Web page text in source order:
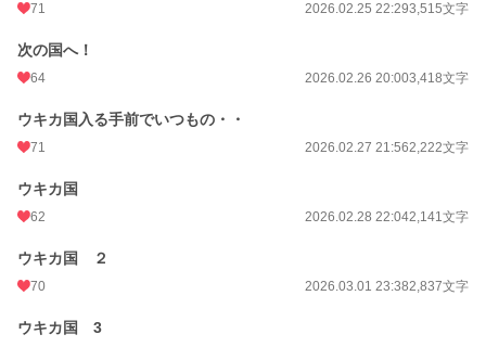
71 2026.02.25 22:293,515文字
次の国へ！
64 2026.02.26 20:003,418文字
ウキカ国入る手前でいつもの・・
71 2026.02.27 21:562,222文字
ウキカ国
62 2026.02.28 22:042,141文字
ウキカ国 ２
70 2026.03.01 23:382,837文字
ウキカ国 3